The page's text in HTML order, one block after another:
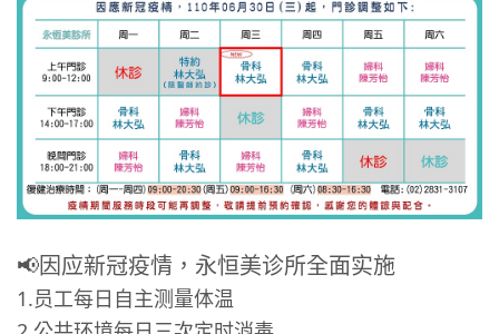
📢因应新冠疫情，永恒美诊所全面实施
1.员工每日自主测量体温